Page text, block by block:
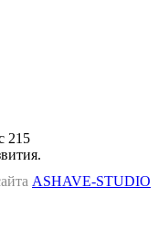
215
ASHAVE-STUDIO